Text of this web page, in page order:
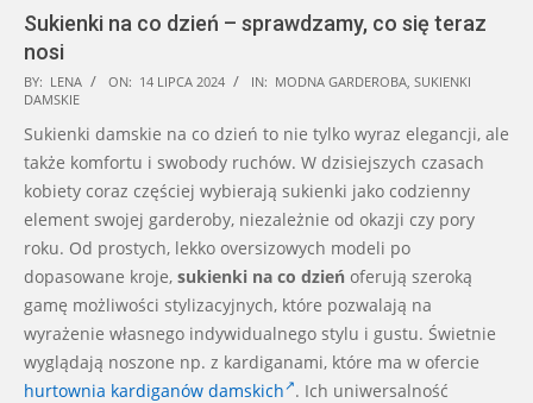
Sukienki na co dzień – sprawdzamy, co się teraz
nosi
2024-
07-
14
BY: LENA ON: 14 LIPCA 2024 IN: MODNA GARDEROBA SUKIENKI
DAMSKIE
Sukienki damskie na co dzień to nie tylko wyraz elegancji, ale
także komfortu i swobody ruchów. W dzisiejszych czasach
kobiety coraz częściej wybierają sukienki jako codzienny
element swojej garderoby, niezależnie od okazji czy pory
roku. Od prostych, lekko oversizowych modeli po
dopasowane kroje, sukienki na co dzień oferują szeroką
gamę możliwości stylizacyjnych, które pozwalają na
wyrażenie własnego indywidualnego stylu i gustu. Świetnie
wyglądają noszone np. z kardiganami, które ma w ofercie
hurtownia kardiganów damskich . Ich uniwersalność